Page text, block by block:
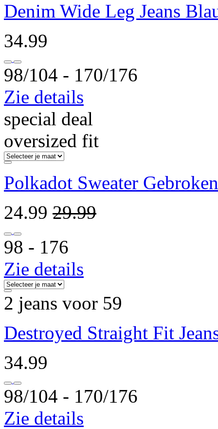
Denim Wide Leg Jeans
34.99
98/104 ‐ 170/176
Zie details
special deal
oversized fit
Polkadot Sweater
24.99 29.99
98 ‐ 176
Zie details
2 jeans voor 59
Destroyed Straight Fit
34.99
98/104 ‐ 170/176
Zie details